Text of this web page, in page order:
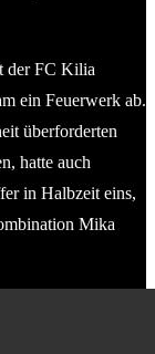
der FC Kilia
ein Feuerwerk ab.
überforderten
hatte auch
in Halbzeit eins,
Mika